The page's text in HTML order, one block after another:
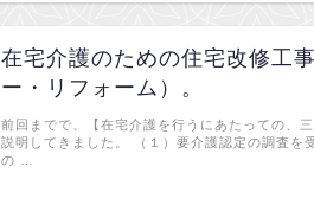
在宅介護のための住宅改修工
ー・リフォーム）。
前回までで、【在宅介護を行うにあたっての、
説明してきました。 （１）要介護認定の調査を
の …